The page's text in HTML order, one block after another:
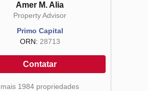
Amer M. Alia
Property Advisor
Primo Capital
ORN: 28713
Contatar
mais 1984 propriedades